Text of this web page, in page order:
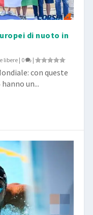
di nuoto in
libere| 0 |
con queste
un...